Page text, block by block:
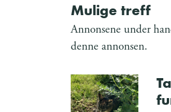
Mulige treff
Annonsene under
denne annonsen.